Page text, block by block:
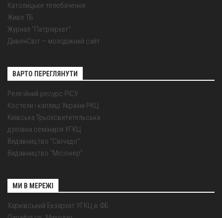
Католицьке телебачення
Живе ТБ
Журнал "Патріярхат"
ДивенСвіт — молодіжний сайт
ВАРТО ПЕРЕГЛЯНУТИ
Релігійний ресурс РІСУ
Костели і каплиці України РКЦ
Київська Трьохсвятительська
духовна семінарія УГКЦ
Видавництво "Свічадо"
Видавництво "Місіонер"
МИ В МЕРЕЖІ
Харківський Екзархат УГКЦ в ФБ